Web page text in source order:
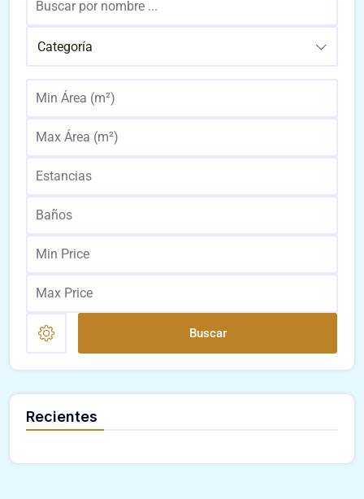
Categoría
Buscar
Recientes